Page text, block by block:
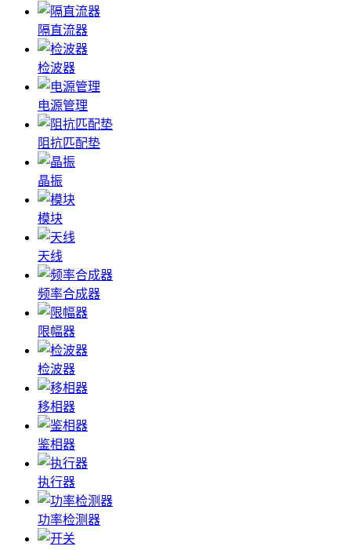
隔直流器
检波器
电源管理
阻抗匹配垫
晶振
模块
天线
频率合成器
限幅器
检波器
移相器
鉴相器
执行器
功率检测器